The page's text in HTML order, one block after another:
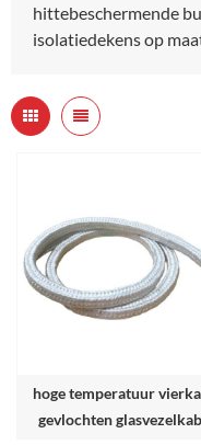
hittebeschermende
isolatiedekens op
hoge temperatuur
gevlochten